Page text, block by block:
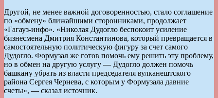
Другой, не менее важной договоренностью, стало соглашение
по «обмену» ближайшими сторонниками, продолжает
«Гагауз-инфо». «Николая Дудогло беспокоит усиление
бизнесмена Дмитрия Константинова, который превращается в
самостоятельную политическую фигуру за счет самого
Дудогло. Формузал же готов помочь ему решить эту проблему,
но в обмен на другую услугу — Дудогло должен помочь
башкану убрать из власти председателя вулканештского
района Сергея Чернева, с которым у Формузала давние
счеты», — сказал источник.